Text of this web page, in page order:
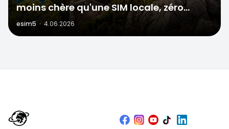
moins chère qu'une SIM locale, zéro
stress à la frontière
esim5 · 4.06.2026